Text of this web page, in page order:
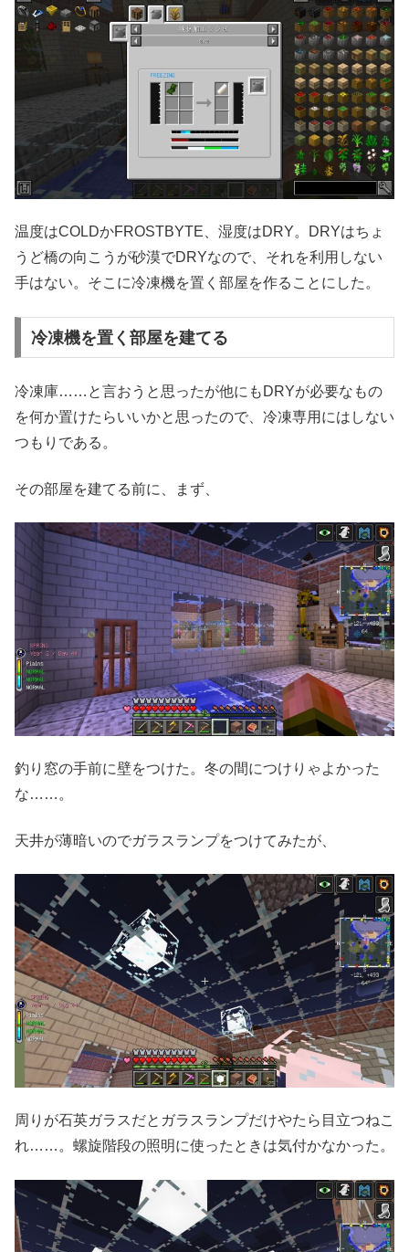
温度はCOLDかFROSTBYTE、湿度はDRY。DRYはちょ
うど橋の向こうが砂漠でDRYなので、それを利用しない
手はない。そこに冷凍機を置く部屋を作ることにした。
冷凍機を置く部屋を建てる
冷凍庫……と言おうと思ったが他にもDRYが必要なもの
を何か置けたらいいかと思ったので、冷凍専用にはしない
つもりである。
その部屋を建てる前に、まず、
釣り窓の手前に壁をつけた。冬の間につけりゃよかった
な……。
天井が薄暗いのでガラスランプをつけてみたが、
周りが石英ガラスだとガラスランプだけやたら目立つねこ
れ……。螺旋階段の照明に使ったときは気付かなかった。